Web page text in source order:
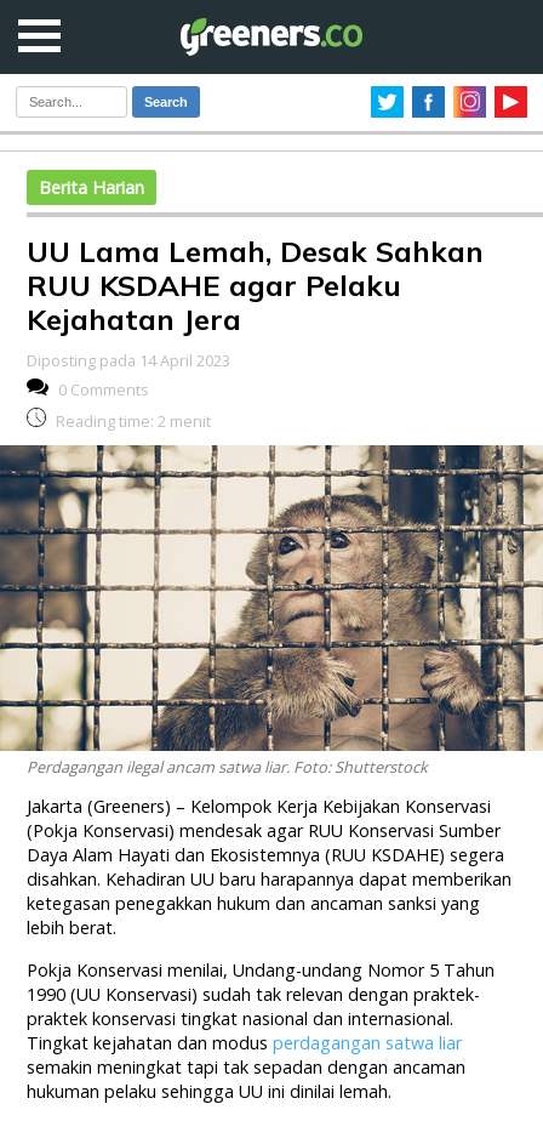
Search
Berita Harian
UU Lama Lemah, Desak Sahkan
RUU KSDAHE agar Pelaku
Kejahatan Jera
Diposting pada 14 April 2023
0 Comments
Reading time: 2 menit
Perdagangan ilegal ancam satwa liar. Foto: Shutterstock
Jakarta (Greeners) – Kelompok Kerja Kebijakan Konservasi
(Pokja Konservasi) mendesak agar RUU Konservasi Sumber
Daya Alam Hayati dan Ekosistemnya (RUU KSDAHE) segera
disahkan. Kehadiran UU baru harapannya dapat memberikan
ketegasan penegakkan hukum dan ancaman sanksi yang
lebih berat.
Pokja Konservasi menilai, Undang-undang Nomor 5 Tahun
1990 (UU Konservasi) sudah tak relevan dengan praktek-
praktek konservasi tingkat nasional dan internasional.
Tingkat kejahatan dan modusperdagangan satwa liar
semakin meningkat tapi tak sepadan dengan ancaman
hukuman pelaku sehingga UU ini dinilai lemah.